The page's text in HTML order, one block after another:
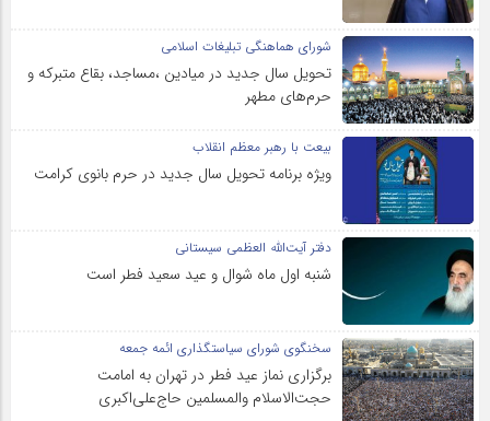
شورای هماهنگی تبلیغات اسلامی
تحویل سال‌ جدید در میادین ،مساجد، بقاع متبرکه‌ و
حرم‌های‌ مطهر
بیعت با رهبر معظم انقلاب
ویژه برنامه تحویل سال جدید در حرم بانوی کرامت
دفتر آیت‌الله العظمی سیستانی
شنبه اول ماه شوال و عید سعید فطر است
سخنگوی شورای سیاستگذاری ائمه جمعه
برگزاری نماز عید فطر در تهران به امامت
حجت‌الاسلام والمسلمین حاج‌علی‌اکبری